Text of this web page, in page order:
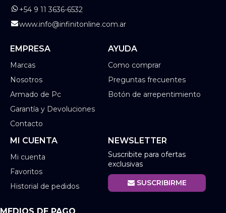
+54 9 11 3636-6532
www.info@infinitonline.com.ar
EMPRESA
Marcas
Nosotros
Armado de Pc
Garantía y Devoluciones
Contacto
AYUDA
Como comprar
Preguntas frecuentes
Botón de arrepentimiento
MI CUENTA
Mi cuenta
Favoritos
Historial de pedidos
NEWSLETTER
Suscribite para ofertas
exclusivas
SUSCRIBIRME